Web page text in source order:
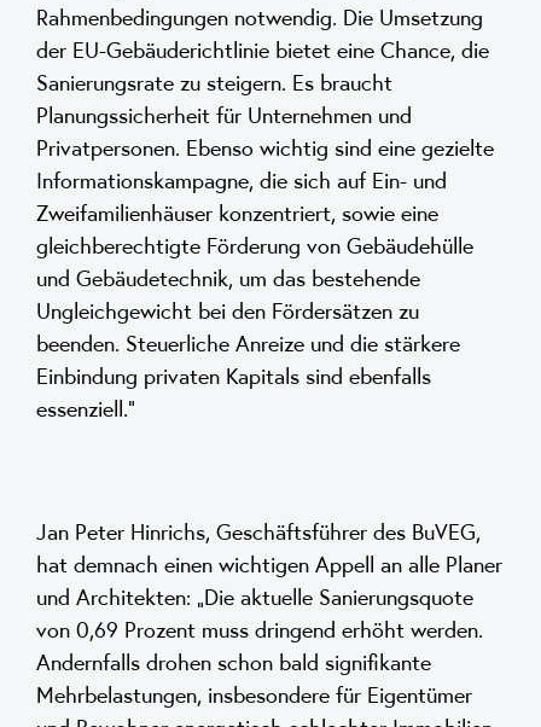
Rahmenbedingungen notwendig. Die Umsetzung
der EU-Gebäuderichtlinie bietet eine Chance, die
Sanierungsrate zu steigern. Es braucht
Planungssicherheit für Unternehmen und
Privatpersonen. Ebenso wichtig sind eine gezielte
Informationskampagne, die sich auf Ein- und
Zweifamilienhäuser konzentriert, sowie eine
gleichberechtigte Förderung von Gebäudehülle
und Gebäudetechnik, um das bestehende
Ungleichgewicht bei den Fördersätzen zu
beenden. Steuerliche Anreize und die stärkere
Einbindung privaten Kapitals sind ebenfalls
essenziell.“
Jan Peter Hinrichs, Geschäftsführer des BuVEG,
hat demnach einen wichtigen Appell an alle Planer
und Architekten: „Die aktuelle Sanierungsquote
von 0,69 Prozent muss dringend erhöht werden.
Andernfalls drohen schon bald signifikante
Mehrbelastungen, insbesondere für Eigentümer